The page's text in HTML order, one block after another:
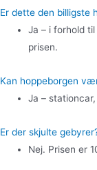
Er dette den billigste
Ja – i forhold
prisen.
Kan hoppeborgen
Ja –
Er der skjulte
Nej. Prisen er